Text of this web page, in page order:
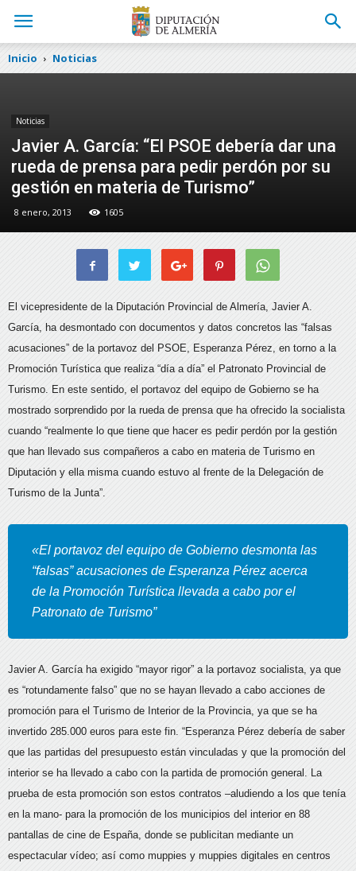
Inicio Noticias
Noticias
Javier A. García: “El PSOE debería dar una
rueda de prensa para pedir perdón por su
gestión en materia de Turismo”
8 enero, 2013 1605
El vicepresidente de la Diputación Provincial de Almería, Javier A.
García, ha desmontado con documentos y datos concretos las “falsas
acusaciones” de la portavoz del PSOE, Esperanza Pérez, en torno a la
Promoción Turística que realiza “día a día” el Patronato Provincial de
Turismo. En este sentido, el portavoz del equipo de Gobierno se ha
mostrado sorprendido por la rueda de prensa que ha ofrecido la socialista
cuando “realmente lo que tiene que hacer es pedir perdón por la gestión
que han llevado sus compañeros a cabo en materia de Turismo en
Diputación y ella misma cuando estuvo al frente de la Delegación de
Turismo de la Junta”.
«El portavoz del equipo de Gobierno desmonta las
“falsas” acusaciones de Esperanza Pérez acerca
de la Promoción Turística llevada a cabo por el
Patronato de Turismo”
Javier A. García ha exigido “mayor rigor” a la portavoz socialista, ya que
es “rotundamente falso” que no se hayan llevado a cabo acciones de
promoción para el Turismo de Interior de la Provincia, ya que se ha
invertido 285.000 euros para este fin. “Esperanza Pérez debería de saber
que las partidas del presupuesto están vinculadas y que la promoción del
interior se ha llevado a cabo con la partida de promoción general. La
prueba de esta promoción son estos contratos –aludiendo a los que tenía
en la mano- para la promoción de los municipios del interior en 88
pantallas de cine de España, donde se publicitan mediante un
espectacular vídeo; así como muppies y muppies digitales en centros